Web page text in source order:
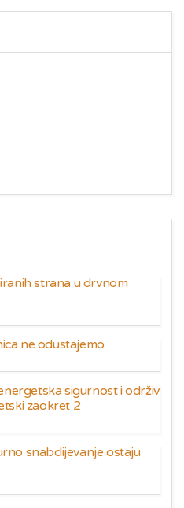
strana u drvnom
ne odustajemo
sigurnost i održiv
zaokret 2
snabdijevanje ostaju